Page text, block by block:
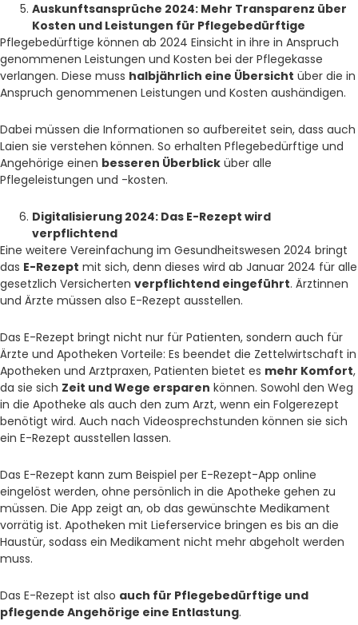
Auskunftsansprüche 2024: Mehr Transparenz über
Kosten und Leistungen für Pflegebedürftige
Pflegebedürftige können ab 2024 Einsicht in ihre in Anspruch
genommenen Leistungen und Kosten bei der Pflegekasse
verlangen. Diese muss halbjährlich eine Übersicht über die in
Anspruch genommenen Leistungen und Kosten aushändigen.
Dabei müssen die Informationen so aufbereitet sein, dass auch
Laien sie verstehen können. So erhalten Pflegebedürftige und
Angehörige einen besseren Überblick über alle
Pflegeleistungen und -kosten.
Digitalisierung 2024: Das E-Rezept wird
verpflichtend
Eine weitere Vereinfachung im Gesundheitswesen 2024 bringt
das E-Rezept mit sich, denn dieses wird ab Januar 2024 für alle
gesetzlich Versicherten verpflichtend eingeführt. Ärztinnen
und Ärzte müssen also E-Rezept ausstellen.
Das E-Rezept bringt nicht nur für Patienten, sondern auch für
Ärzte und Apotheken Vorteile: Es beendet die Zettelwirtschaft in
Apotheken und Arztpraxen, Patienten bietet es mehr Komfort,
da sie sich Zeit und Wege ersparen können. Sowohl den Weg
in die Apotheke als auch den zum Arzt, wenn ein Folgerezept
benötigt wird. Auch nach Videosprechstunden können sie sich
ein E-Rezept ausstellen lassen.
Das E-Rezept kann zum Beispiel per E-Rezept-App online
eingelöst werden, ohne persönlich in die Apotheke gehen zu
müssen. Die App zeigt an, ob das gewünschte Medikament
vorrätig ist. Apotheken mit Lieferservice bringen es bis an die
Haustür, sodass ein Medikament nicht mehr abgeholt werden
muss.
Das E-Rezept ist also auch für Pflegebedürftige und
pflegende Angehörige eine Entlastung.